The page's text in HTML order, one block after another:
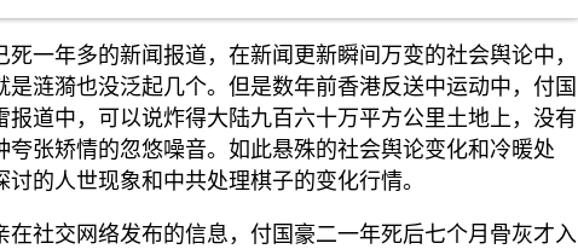
死一年多的新闻报道，在新闻更新瞬间万变的社会舆论中，
是涟漪也没泛起几个。但是数年前香港反送中运动中，付国
报道中，可以说炸得大陆九百六十万平方公里土地上，没有
夸张矫情的忽悠噪音。如此悬殊的社会舆论变化和冷暖处
的人世现象和中共处理棋子的变化行情。
在社交网络发布的信息，付国豪二一年死后七个月骨灰才入